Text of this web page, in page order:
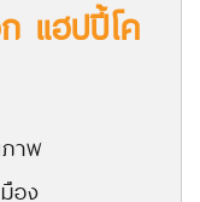
แฮปปี้โค
าพ
อง